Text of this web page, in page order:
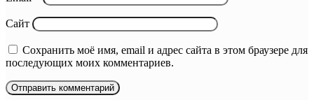
Сайт
Сохранить моё имя, email и адрес сайта в этом браузере для
последующих моих комментариев.